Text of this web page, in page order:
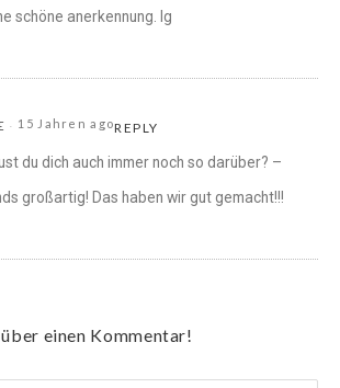
schöne anerkennung. lg
15 Jahren agoREPLY
du dich auch immer noch so darüber? –
großartig! Das haben wir gut gemacht!!!
einen Kommentar!